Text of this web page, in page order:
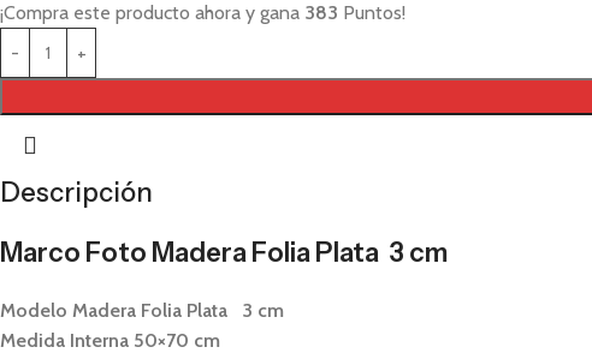
¡Compra este producto ahora y gana 383 Puntos!
Descripción
Marco Foto Madera Folia Plata 3 cm
Modelo Madera Folia Plata 3 cm
Medida Interna 50×70 cm